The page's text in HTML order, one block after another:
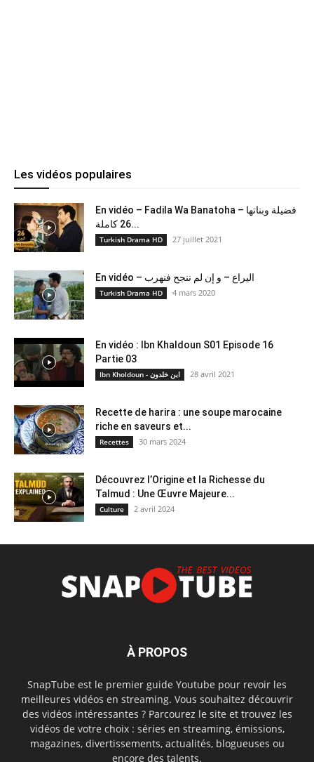
Les vidéos populaires
En vidéo – Fadila Wa Banatoha – فضيلة وبناتها
26 كاملة...
Turkish Drama HD 27 juillet 2021
En vidéo – اليراع – و إن لم ننجح فنهرب
Turkish Drama HD 4 mars 2020
En vidéo : Ibn Khaldoun S01 Episode 16
Partie 03
Ibn Kholdoun - ابن خلدون 28 avril 2021
Recette de harira : une soupe marocaine
riche en saveurs et...
Recettes 30 mars 2024
Découvrez l’Origine et la Richesse du
Talmud : Une Œuvre Majeure...
Culture 2 avril 2024
À PROPOS
SnapTube est le premier guide Youtube pour revoir les
meilleures vidéos en streaming. Vous souhaitez découvrir
des vidéos intéressantes ? Parcourez le site et trouvez les
vidéos de votre choix : séries en streaming, émissions,
magazines, divertissements, actualités, blogueuses ou
encore des talents.